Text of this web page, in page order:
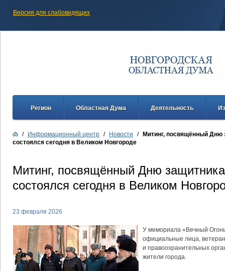
Версия для слабовидящих
Регион Областная Дума Деятельность
/ Информационный центр / Новости /
Митинг, посвящённый Дню
состоялся сегодня в Великом Новгороде
Митинг, посвящённый Дню
состоялся сегодня в Великом
23 февраля 2026
У мемориала «Вечный
официальные лица,
и правоохранительных
жители города.